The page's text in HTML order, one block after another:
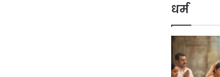
धर्म